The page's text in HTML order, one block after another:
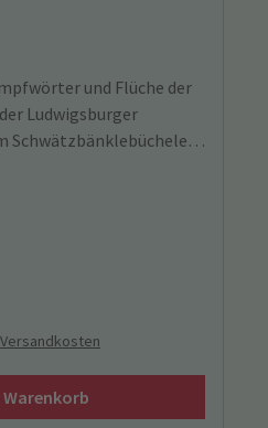
und Flüche der
Ludwigsburger
Schwätzbänklebüchelein
Warenkorb